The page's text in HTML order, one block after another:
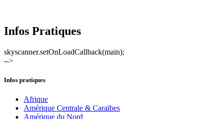
Infos Pratiques
skyscanner.setOnLoadCallback(main);
-->
Infos pratiques
Afrique
Amérique Centrale & Caraïbes
Amérique du Nord